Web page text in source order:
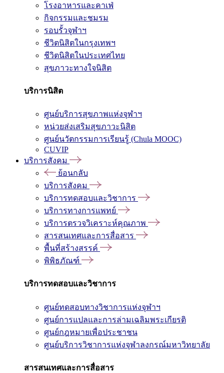
โรงอาหารและคาเฟ่
กิจกรรมและชมรม
รอบรั้วจุฬาฯ
ชีวิตนิสิตในกรุงเทพฯ
ชีวิตนิสิตในประเทศไทย
สุขภาวะทางใจนิสิต
บริการนิสิต
ศูนย์บริการสุขภาพแห่งจุฬาฯ
หน่วยส่งเสริมสุขภาวะนิสิต
ศูนย์นวัตกรรมการเรียนรู้ (Chula MOOC)
CUVIP
บริการสังคม
ย้อนกลับ
บริการสังคม
บริการทดสอบและวิชาการ
บริการทางการแพทย์
บริการตรวจวิเคราะห์คุณภาพ
สารสนเทศและการสื่อสาร
พื้นที่สร้างสรรค์
พิพิธภัณฑ์
บริการทดสอบและวิชาการ
ศูนย์ทดสอบทางวิชาการแห่งจุฬาฯ
ศูนย์การแปลและการล่ามเฉลิมพระเกียรติ
ศูนย์กฎหมายเพื่อประชาชน
ศูนย์บริการวิชาการแห่งจุฬาลงกรณ์มหาวิทยาลัย
สารสนเทศและการสื่อสาร